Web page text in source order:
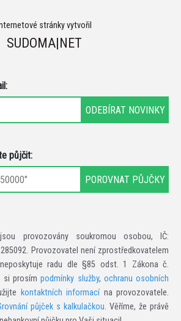
stránky vytvořil
SUDOMA|NET
půjčit:
provozovány soukromou osobou, IČ:
Provozovatel není zprostředkovatelem
radu dle §85 odst. 1 Zákona č.
si prosímpodmínky služby, ochranu osobních
kontaktních informací na provozovatele.
půjček s kalkulačkou. Věříme, že právě